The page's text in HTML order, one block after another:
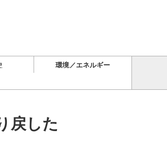
環境／エネルギー
戻した